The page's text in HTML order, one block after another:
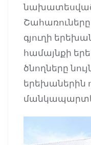
նախատեսված
Շահառուները
գյուղի
համայնքի
ծնողները
երեխաներին